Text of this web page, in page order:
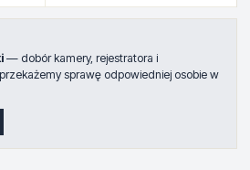
— dobór kamery, rejestratora i
sprawę odpowiedniej osobie w